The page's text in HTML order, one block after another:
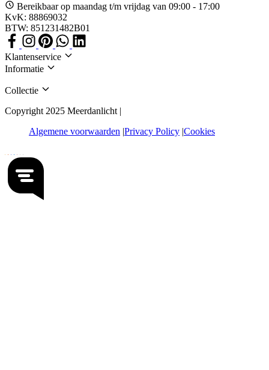
Bereikbaar op maandag t/m vrijdag van 09:00 - 17:00
KvK: 88869032
BTW: 851231482B01
Klantenservice
Informatie
Collectie
Copyright 2025 Meerdanlicht |
Algemene voorwaarden Privacy Policy Cookies